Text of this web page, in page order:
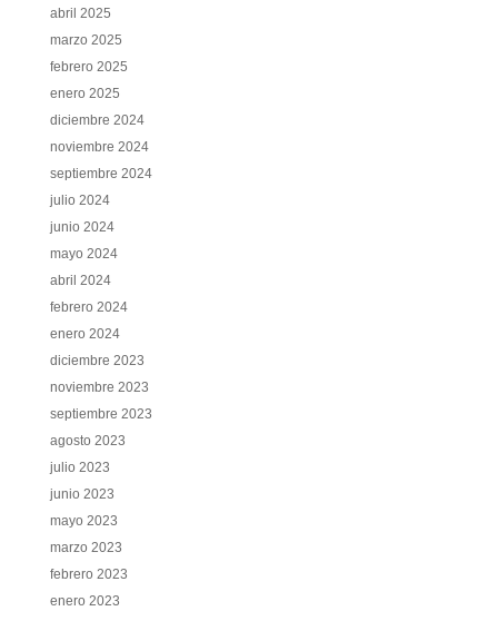
abril 2025
marzo 2025
febrero 2025
enero 2025
diciembre 2024
noviembre 2024
septiembre 2024
julio 2024
junio 2024
mayo 2024
abril 2024
febrero 2024
enero 2024
diciembre 2023
noviembre 2023
septiembre 2023
agosto 2023
julio 2023
junio 2023
mayo 2023
marzo 2023
febrero 2023
enero 2023